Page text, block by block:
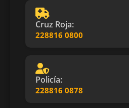
Cruz Roja:
228816 0800
Policía:
228816 0878